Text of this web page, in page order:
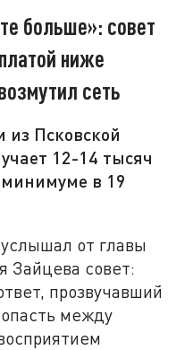
больше»: совет
ниже
сеть
из Псковской
12-14 тысяч
в 19
от главы
Зайцева совет:
прозвучавший
между